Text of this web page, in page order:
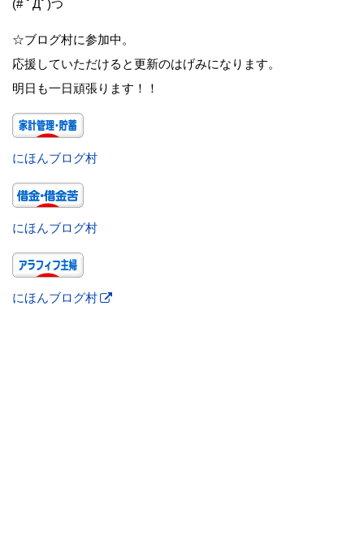
(# ﾟДﾟ)つ
☆ブログ村に参加中。
応援していただけると更新のはげみになります。
明日も一日頑張ります！！
にほんブログ村
にほんブログ村
にほんブログ村